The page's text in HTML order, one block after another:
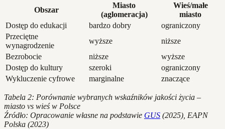
Obszar
Miasto
(aglomeracja)
Wieś/małe
miasto
Dostęp do edukacji
bardzo dobry
ograniczony
Przeciętne
wynagrodzenie
wyższe
niższe
Bezrobocie
niższe
wyższe
Dostęp do kultury
szeroki
ograniczony
Wykluczenie cyfrowe
marginalne znaczące
Tabela 2: Porównanie wybranych wskaźników jakości życia –
miasto vs wieś w Polsce
Źródło: Opracowanie własne na podstawie GUS (2025), EAPN
Polska (2023)